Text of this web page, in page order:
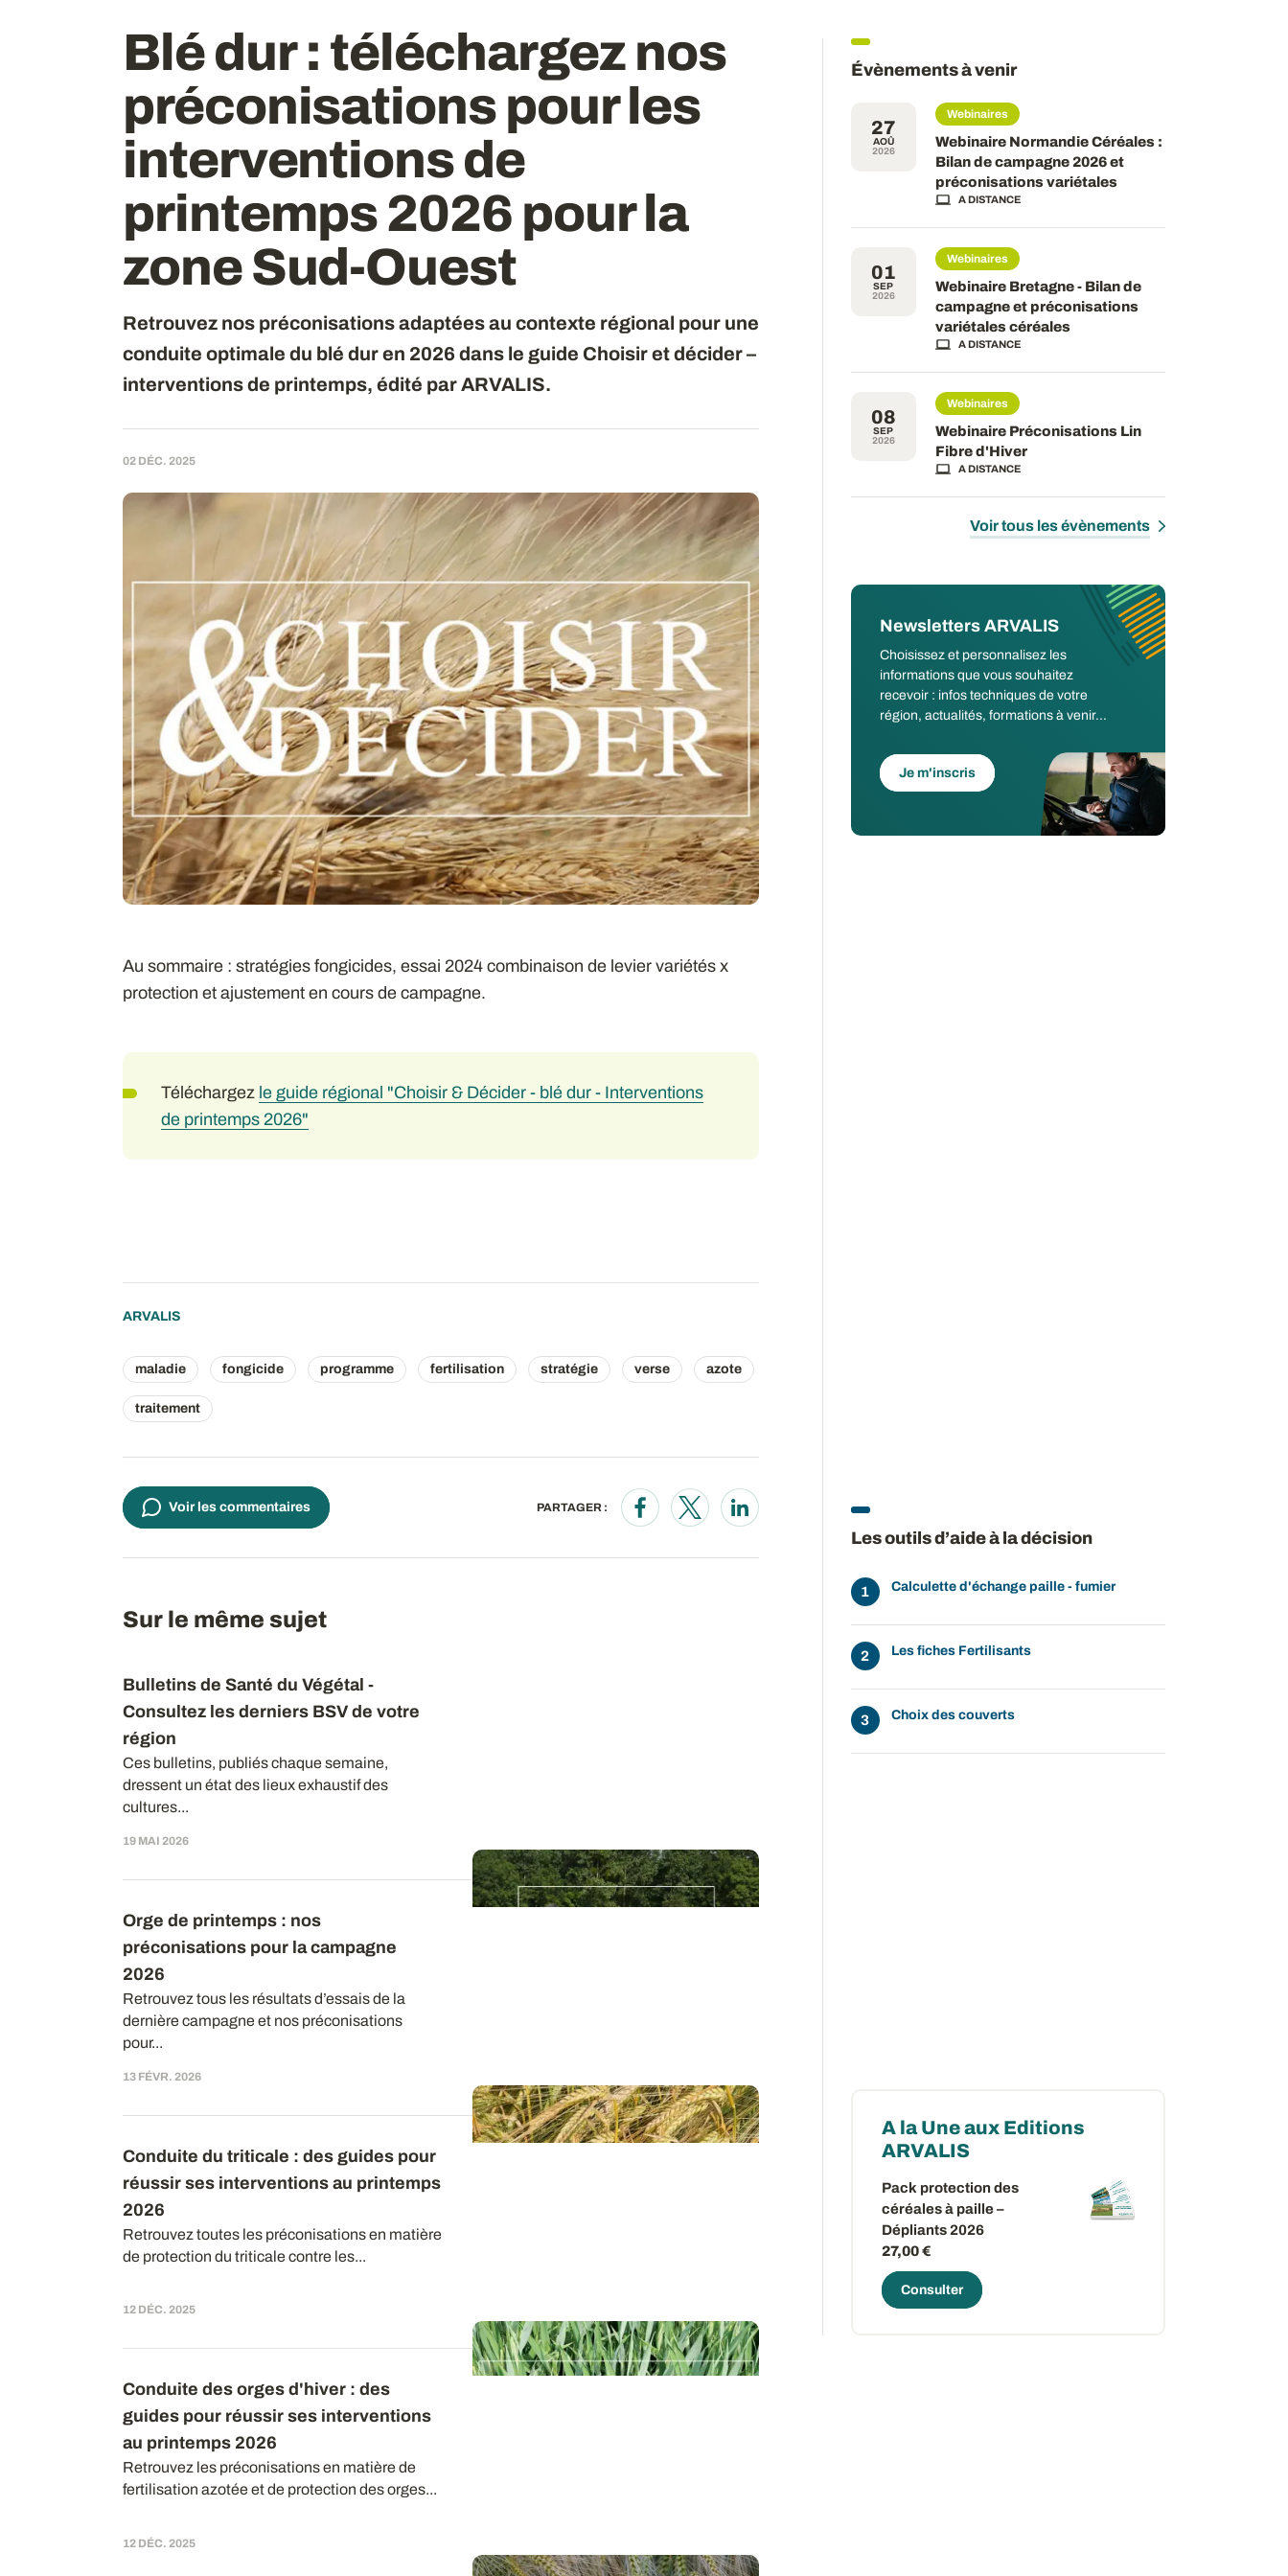
Blé dur : téléchargez nos
préconisations pour les
interventions de
printemps 2026 pour la
zone Sud-Ouest
Retrouvez nos préconisations adaptées au contexte régional pour une
conduite optimale du blé dur en 2026 dans le guide Choisir et décider –
interventions de printemps, édité par ARVALIS.
02 DÉC. 2025
Au sommaire : stratégies fongicides, essai 2024 combinaison de levier variétés x
protection et ajustement en cours de campagne.
Téléchargez le guide régional "Choisir & Décider - blé dur - Interventions
de printemps 2026"
ARVALIS
maladie fongicide programme fertilisation stratégie verse azote
traitement
Voir les commentaires PARTAGER :
Opens in a new window
Opens in a new window
Opens in a new window
Sur le même sujet
Bulletins de Santé du Végétal -
Consultez les derniers BSV de votre
région
Ces bulletins, publiés chaque semaine,
dressent un état des lieux exhaustif des
cultures...
19 MAI 2026
Orge de printemps : nos
préconisations pour la campagne
2026
Retrouvez tous les résultats d’essais de la
dernière campagne et nos préconisations
pour...
13 FÉVR. 2026
Conduite du triticale : des guides pour
réussir ses interventions au printemps
2026
Retrouvez toutes les préconisations en matière
de protection du triticale contre les...
12 DÉC. 2025
Conduite des orges d'hiver : des
guides pour réussir ses interventions
au printemps 2026
Retrouvez les préconisations en matière de
fertilisation azotée et de protection des orges...
12 DÉC. 2025
Évènements à venir
27
AOÛ
2026
Webinaires
Webinaire Normandie Céréales :
Bilan de campagne 2026 et
préconisations variétales
A DISTANCE
01
SEP
2026
Webinaires
Webinaire Bretagne - Bilan de
campagne et préconisations
variétales céréales
A DISTANCE
08
SEP
2026
Webinaires
Webinaire Préconisations Lin
Fibre d'Hiver
A DISTANCE
Voir tous les évènements
Newsletters ARVALIS
Choisissez et personnalisez les
informations que vous souhaitez
recevoir : infos techniques de votre
région, actualités, formations à venir...
Je m'inscris
Les outils d’aide à la décision
Calculette d'échange paille - fumier
Les fiches Fertilisants
Choix des couverts
A la Une aux Editions
ARVALIS
Pack protection des
céréales à paille –
Dépliants 2026
27,00 €
Consulter